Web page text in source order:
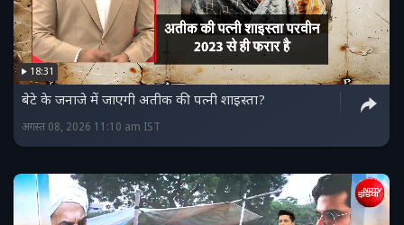
18:31
बेटे के जनाजे में जाएगी अतीक की पत्नी शाइस्ता?
अगस्त 08, 2026 11:10 am IST